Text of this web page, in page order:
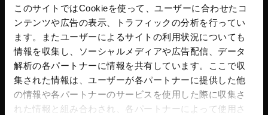
このサイトではCookieを使って、ユーザーに合わせたコ
ンテンツや広告の表示、トラフィックの分析を行ってい
ます。またユーザーによるサイトの利用状況についても
情報を収集し、ソーシャルメディアや広告配信、データ
解析の各パートナーに情報を共有しています。ここで収
集された情報は、ユーザーが各パートナーに提供した他
の情報や各パートナーのサービスを使用した際に収集さ
れた情報と組み合わされ、各パートナーによって使用さ
Scalable Hosting Solutions OÜ
登録コード: 14652605
VAT番号: EE102133820
住所: Harju maakond, Tallinn, Kesklinna linnaosa,
Vesivärava tn 50-201, 10152